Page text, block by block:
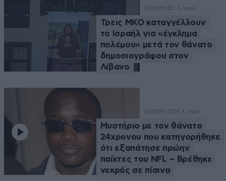
ΚΟΣΜΟΣ5 λ. πριν
Τρεις ΜΚΟ καταγγέλλουν
το Ισραήλ για «έγκλημα
πολέμου» μετά τον θάνατο
δημοσιογράφου στον
Λίβανο
ΚΟΣΜΟΣ28 λ. πριν
Μυστήριο με τον θάνατο
24χρονου που κατηγορήθηκε
ότι εξαπάτησε πρώην
παίκτες του NFL – Βρέθηκε
νεκρός σε πίσινα